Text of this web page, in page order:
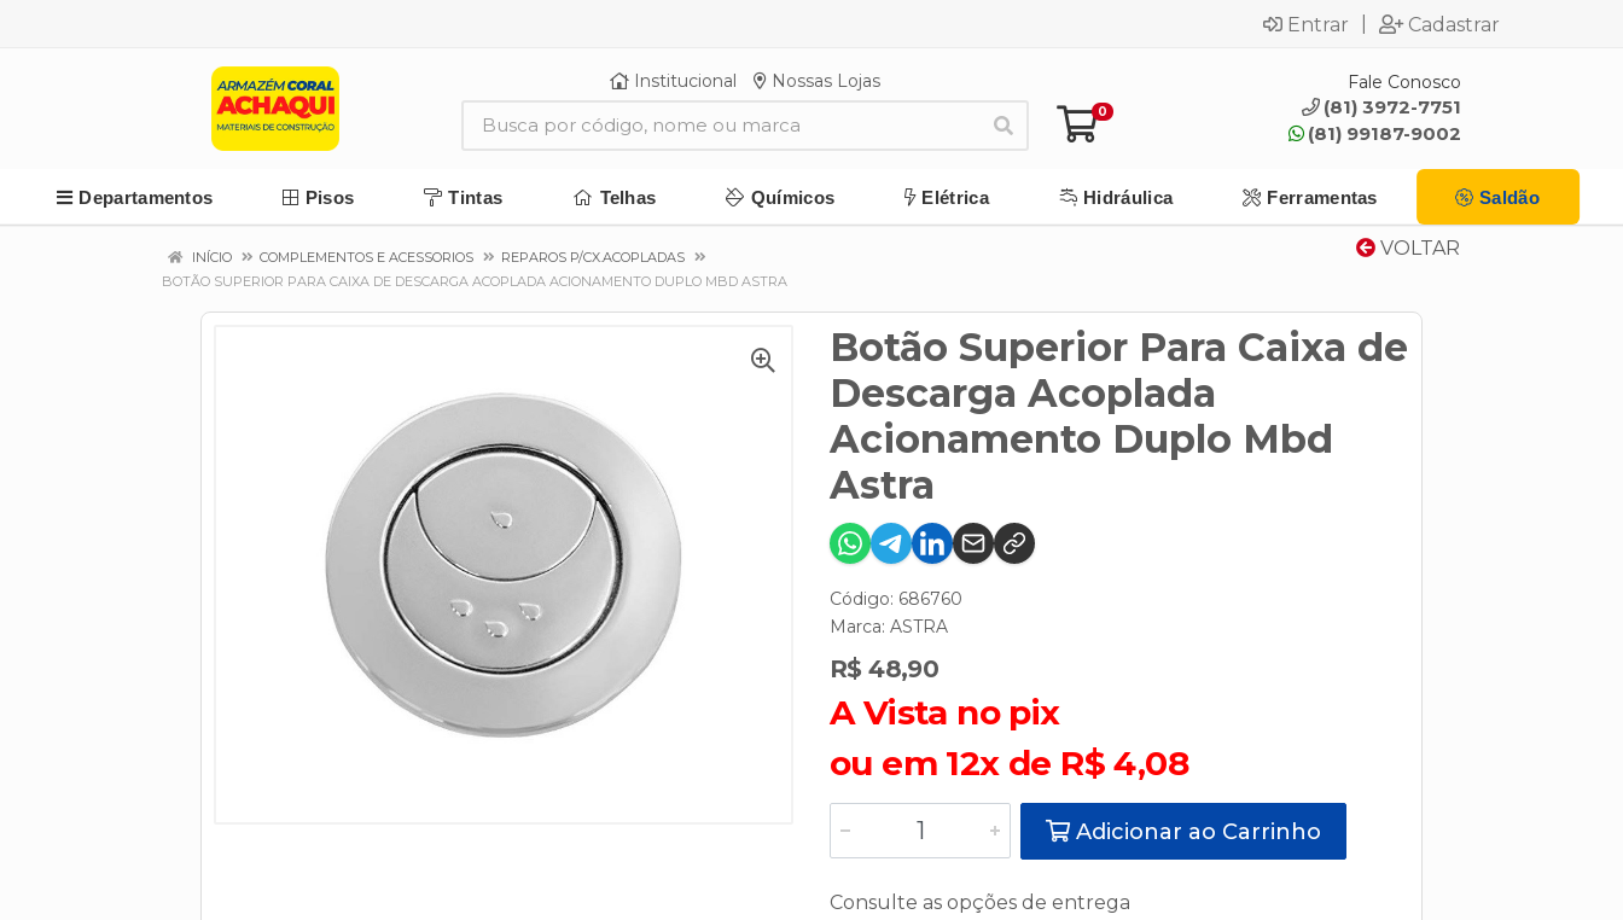
Entrar Cadastrar
Institucional Nossas Lojas
0
Fale Conosco
(81) 3972-7751
(81) 99187-9002
Departamentos Pisos Tintas Telhas Químicos Elétrica Hidráulica Ferramentas Saldão
VOLTAR
INÍCIO COMPLEMENTOS E ACESSORIOS
REPAROS P/CX.ACOPLADAS
BOTÃO SUPERIOR PARA CAIXA DE DESCARGA ACOPLADA ACIONAMENTO DUPLO MBD ASTRA
Botão Superior Para Caixa de
Descarga Acoplada
Acionamento Duplo Mbd
Astra
Código: 686760
Marca: ASTRA
R$ 48,90
A Vista no pix
ou em 12x de R$ 4,08
Adicionar ao Carrinho
Consulte as opções de entrega